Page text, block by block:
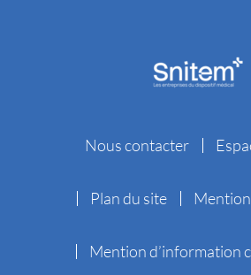
Nous contacter
Plan du site
Mention d’information